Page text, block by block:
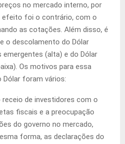
no mercado interno, por
efeito foi o contrário, com o
as cotações. Além disso, é
o descolamento do Dólar
(alta) e do Dólar
Os motivos para essa
Dólar foram vários:
de investidores com o
fiscais e a preocupação
do governo no mercado,
forma, as declarações do